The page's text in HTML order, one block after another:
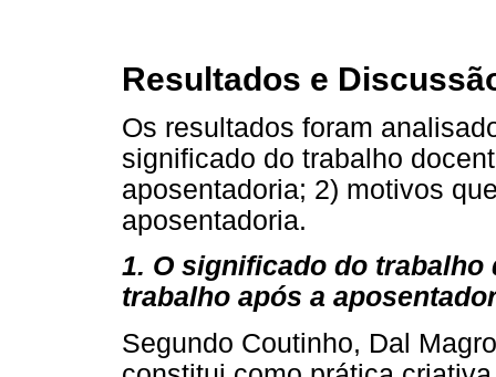
Resultados e
Os resultados foram
significado do trabalho
aposentadoria; 2) motivos
aposentadoria.
1. O significado do trabalho
trabalho após a
Segundo Coutinho, Dal